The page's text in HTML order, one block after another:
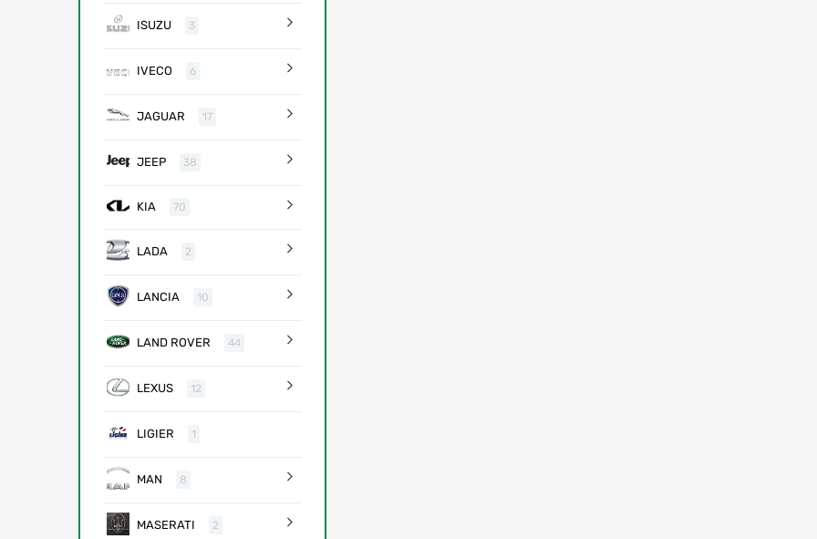
ISUZU 3
IVECO 6
JAGUAR 17
JEEP 38
KIA 70
LADA 2
LANCIA 10
LAND ROVER 44
LEXUS 12
LIGIER 1
MAN 8
MASERATI 2